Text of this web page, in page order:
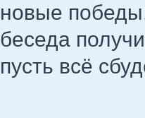
новые
беседа
пусть всё